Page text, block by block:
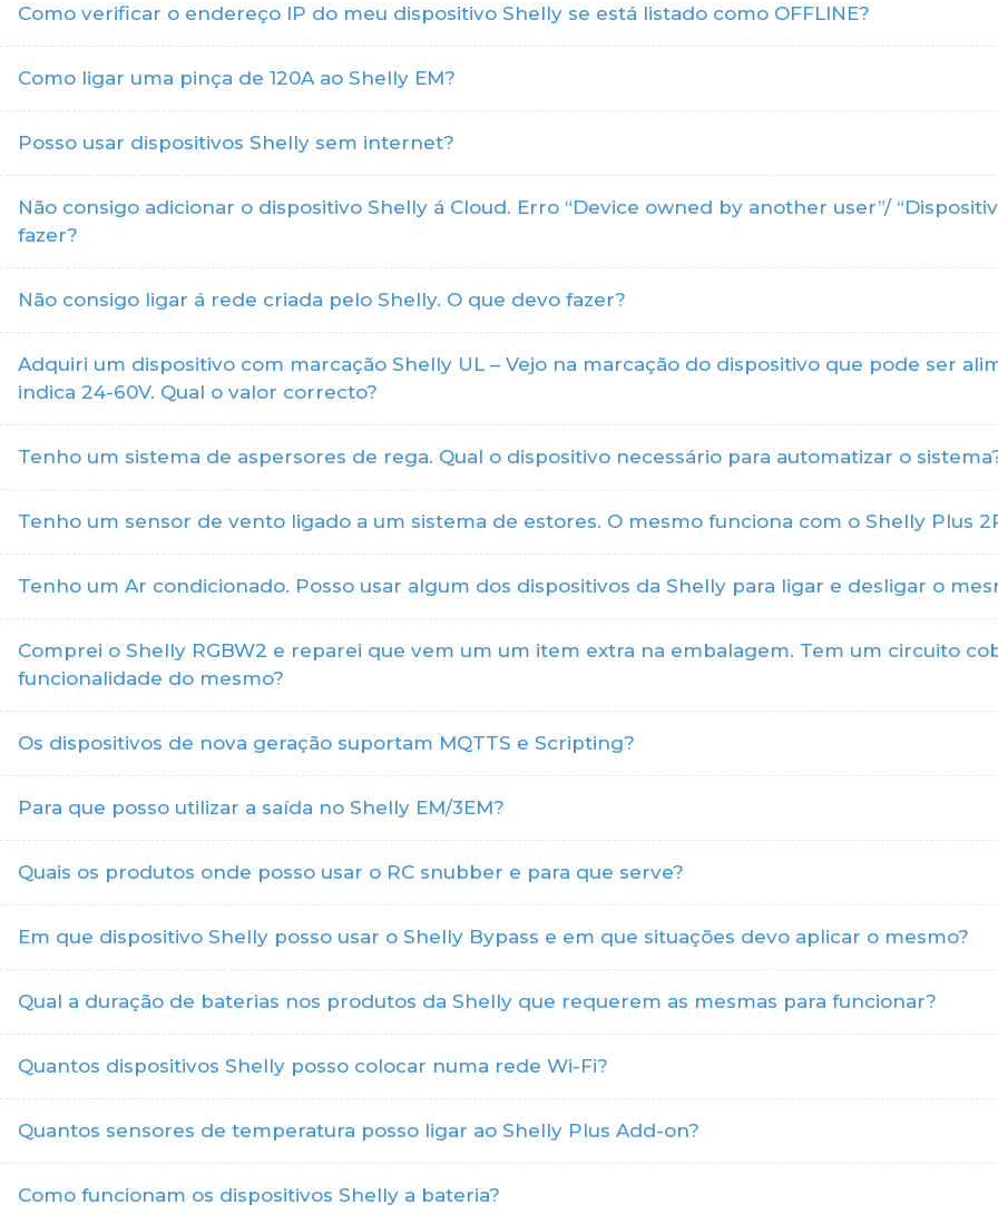
Como verificar o endereço IP do meu dispositivo Shelly se está listado como OFFLINE?
Como ligar uma pinça de 120A ao Shelly EM?
Posso usar dispositivos Shelly sem internet?
Não consigo adicionar o dispositivo Shelly á Cloud. Erro “Device owned by another user”/
fazer?
Não consigo ligar á rede criada pelo Shelly. O que devo fazer?
Adquiri um dispositivo com marcação Shelly UL – Vejo na marcação do dispositivo que pode ser
indica 24-60V. Qual o valor correcto?
Tenho um sistema de aspersores de rega. Qual o dispositivo necessário para automatizar o
Tenho um sensor de vento ligado a um sistema de estores. O mesmo funciona com o Shelly Plus
Tenho um Ar condicionado. Posso usar algum dos dispositivos da Shelly para ligar e desligar o
Comprei o Shelly RGBW2 e reparei que vem um um item extra na embalagem. Tem um circuito
funcionalidade do mesmo?
Os dispositivos de nova geração suportam MQTTS e Scripting?
Para que posso utilizar a saída no Shelly EM/3EM?
Quais os produtos onde posso usar o RC snubber e para que serve?
Em que dispositivo Shelly posso usar o Shelly Bypass e em que situações devo aplicar o mesmo?
Qual a duração de baterias nos produtos da Shelly que requerem as mesmas para funcionar?
Quantos dispositivos Shelly posso colocar numa rede Wi-Fi?
Quantos sensores de temperatura posso ligar ao Shelly Plus Add-on?
Como funcionam os dispositivos Shelly a bateria?